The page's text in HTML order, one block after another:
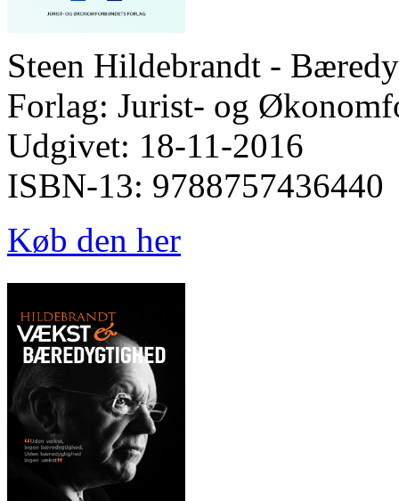
Steen Hildebrandt -
Forlag: Jurist- og
Udgivet: 18-11-2016
ISBN-13: 9788757436440
Køb den her